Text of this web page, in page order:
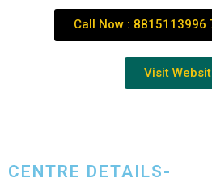
Call Now : 8815113996
Visit
CENTRE DETAILS-